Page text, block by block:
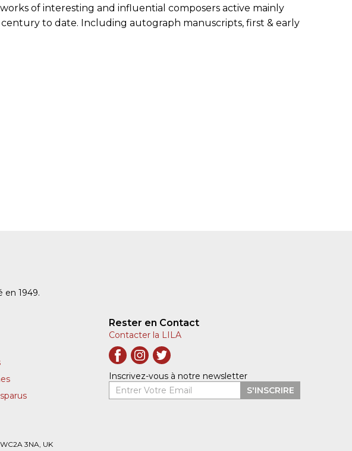
of interesting and influential composers active mainly
to date. Including autograph manuscripts, first & early
en 1949.
Rester en Contact
Contacter la LILA
Inscrivez-vous à notre newsletter
Entrer Votre Email
S'INSCRIRE
3NA, UK